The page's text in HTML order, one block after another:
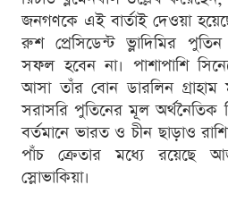
জনগণকে এই বার্তাই দেওয়া
রুশ প্রেসিডেন্ট ভ্লাদিমির
সফল হবেন না। পাশাপাশি
আসা তাঁর বোন ডারলিন
সরাসরি পুতিনের মূল অর্থনৈতিক
বর্তমানে ভারত ও চীন ছাড়াও
পাঁচ ক্রেতার মধ্যে রয়েছে
স্লোভাকিয়া।